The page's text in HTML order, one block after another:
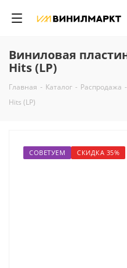
Виниловая
Hits (LP)
Главная - Каталог - Распродажа -
Hits (LP)
СОВЕТУЕМ СКИДКА 35%